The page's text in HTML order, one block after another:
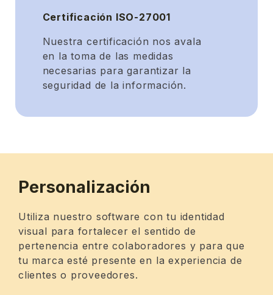
Certificación ISO-27001
Nuestra certificación nos avala
en la toma de las medidas
necesarias para garantizar la
seguridad de la información.
Personalización
Utiliza nuestro software con tu identidad
visual para fortalecer el sentido de
pertenencia entre colaboradores y para que
tu marca esté presente en la experiencia de
clientes o proveedores.